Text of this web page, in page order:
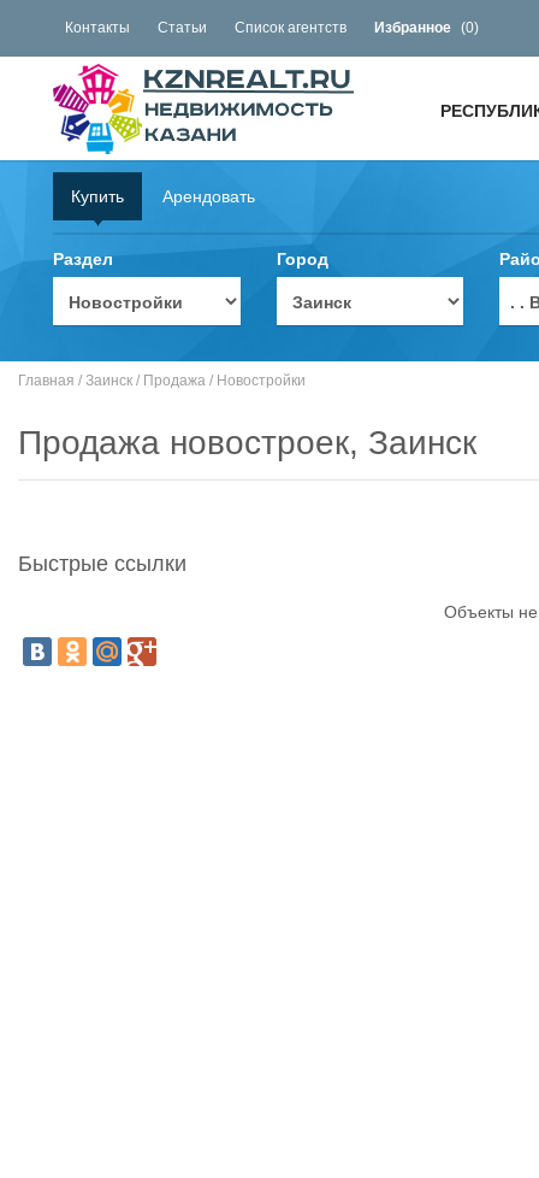
Контакты Статьи Список агентств Избранное (0)
Купить Арендовать
Раздел Город
. .
Главная / Заинск / Продажа / Новостройки
Продажа новостроек, Заинск
Быстрые ссылки
Объекты